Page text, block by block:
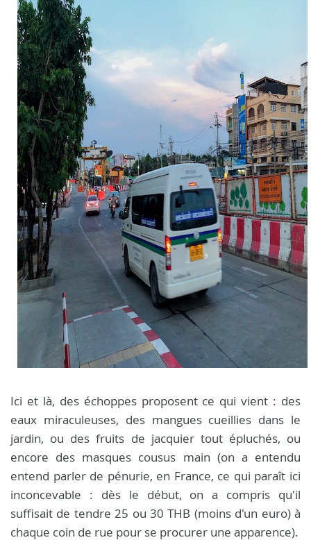
Ici et là, des échoppes proposent ce qui vient : des
eaux miraculeuses, des mangues cueillies dans le
jardin, ou des fruits de jacquier tout épluchés, ou
encore des masques cousus main (on a entendu
entend parler de pénurie, en France, ce qui paraît ici
inconcevable : dès le début, on a compris qu'il
suffisait de tendre 25 ou 30 THB (moins d'un euro) à
chaque coin de rue pour se procurer une apparence).